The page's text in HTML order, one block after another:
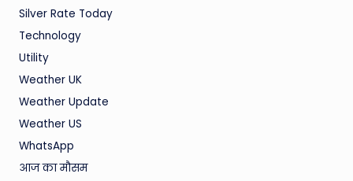
Silver Rate Today
Technology
Utility
Weather UK
Weather Update
Weather US
WhatsApp
आज का मौसम